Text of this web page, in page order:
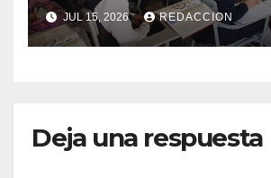
clases presenciales
arrancarán el 31 de
JUL 15, 2026 REDACCION
Deja una respuesta